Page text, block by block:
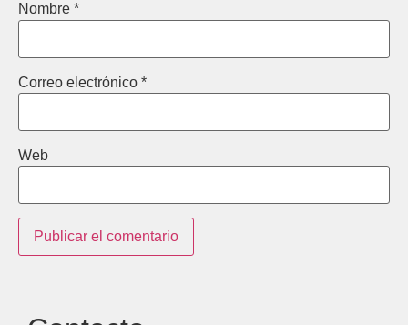
Nombre *
Correo electrónico *
Web